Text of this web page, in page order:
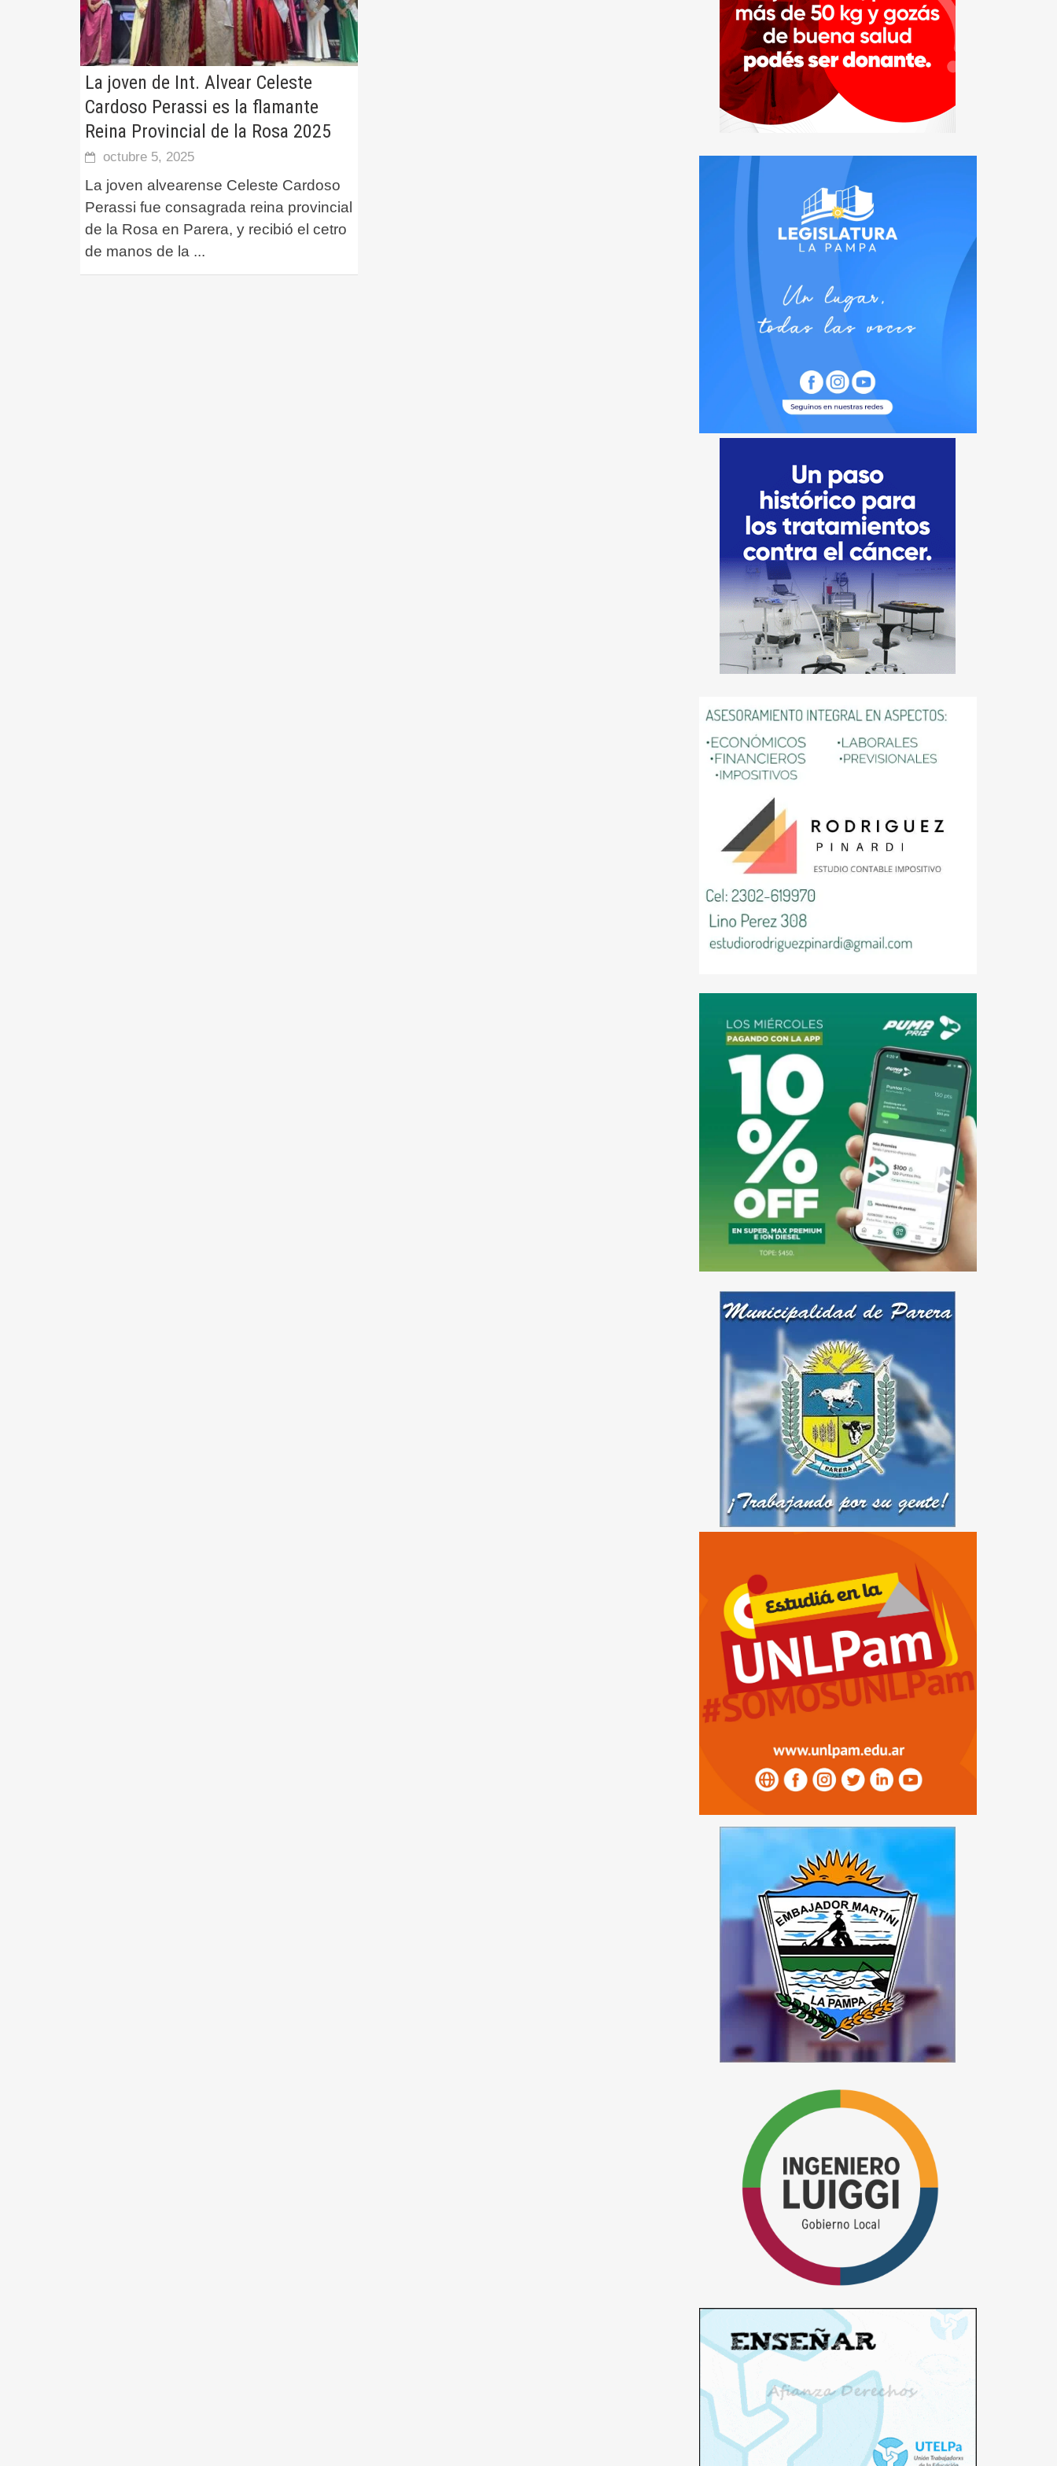
La joven de Int. Alvear Celeste
Cardoso Perassi es la flamante
Reina Provincial de la Rosa 2025
octubre 5, 2025
La joven alvearense Celeste Cardoso
Perassi fue consagrada reina provincial
de la Rosa en Parera, y recibió el cetro
de manos de la ...